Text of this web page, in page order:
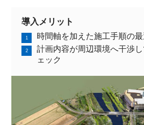
導入メリット
時間軸を加えた施工手順の
計画内容が周辺環境へ干渉
ェック